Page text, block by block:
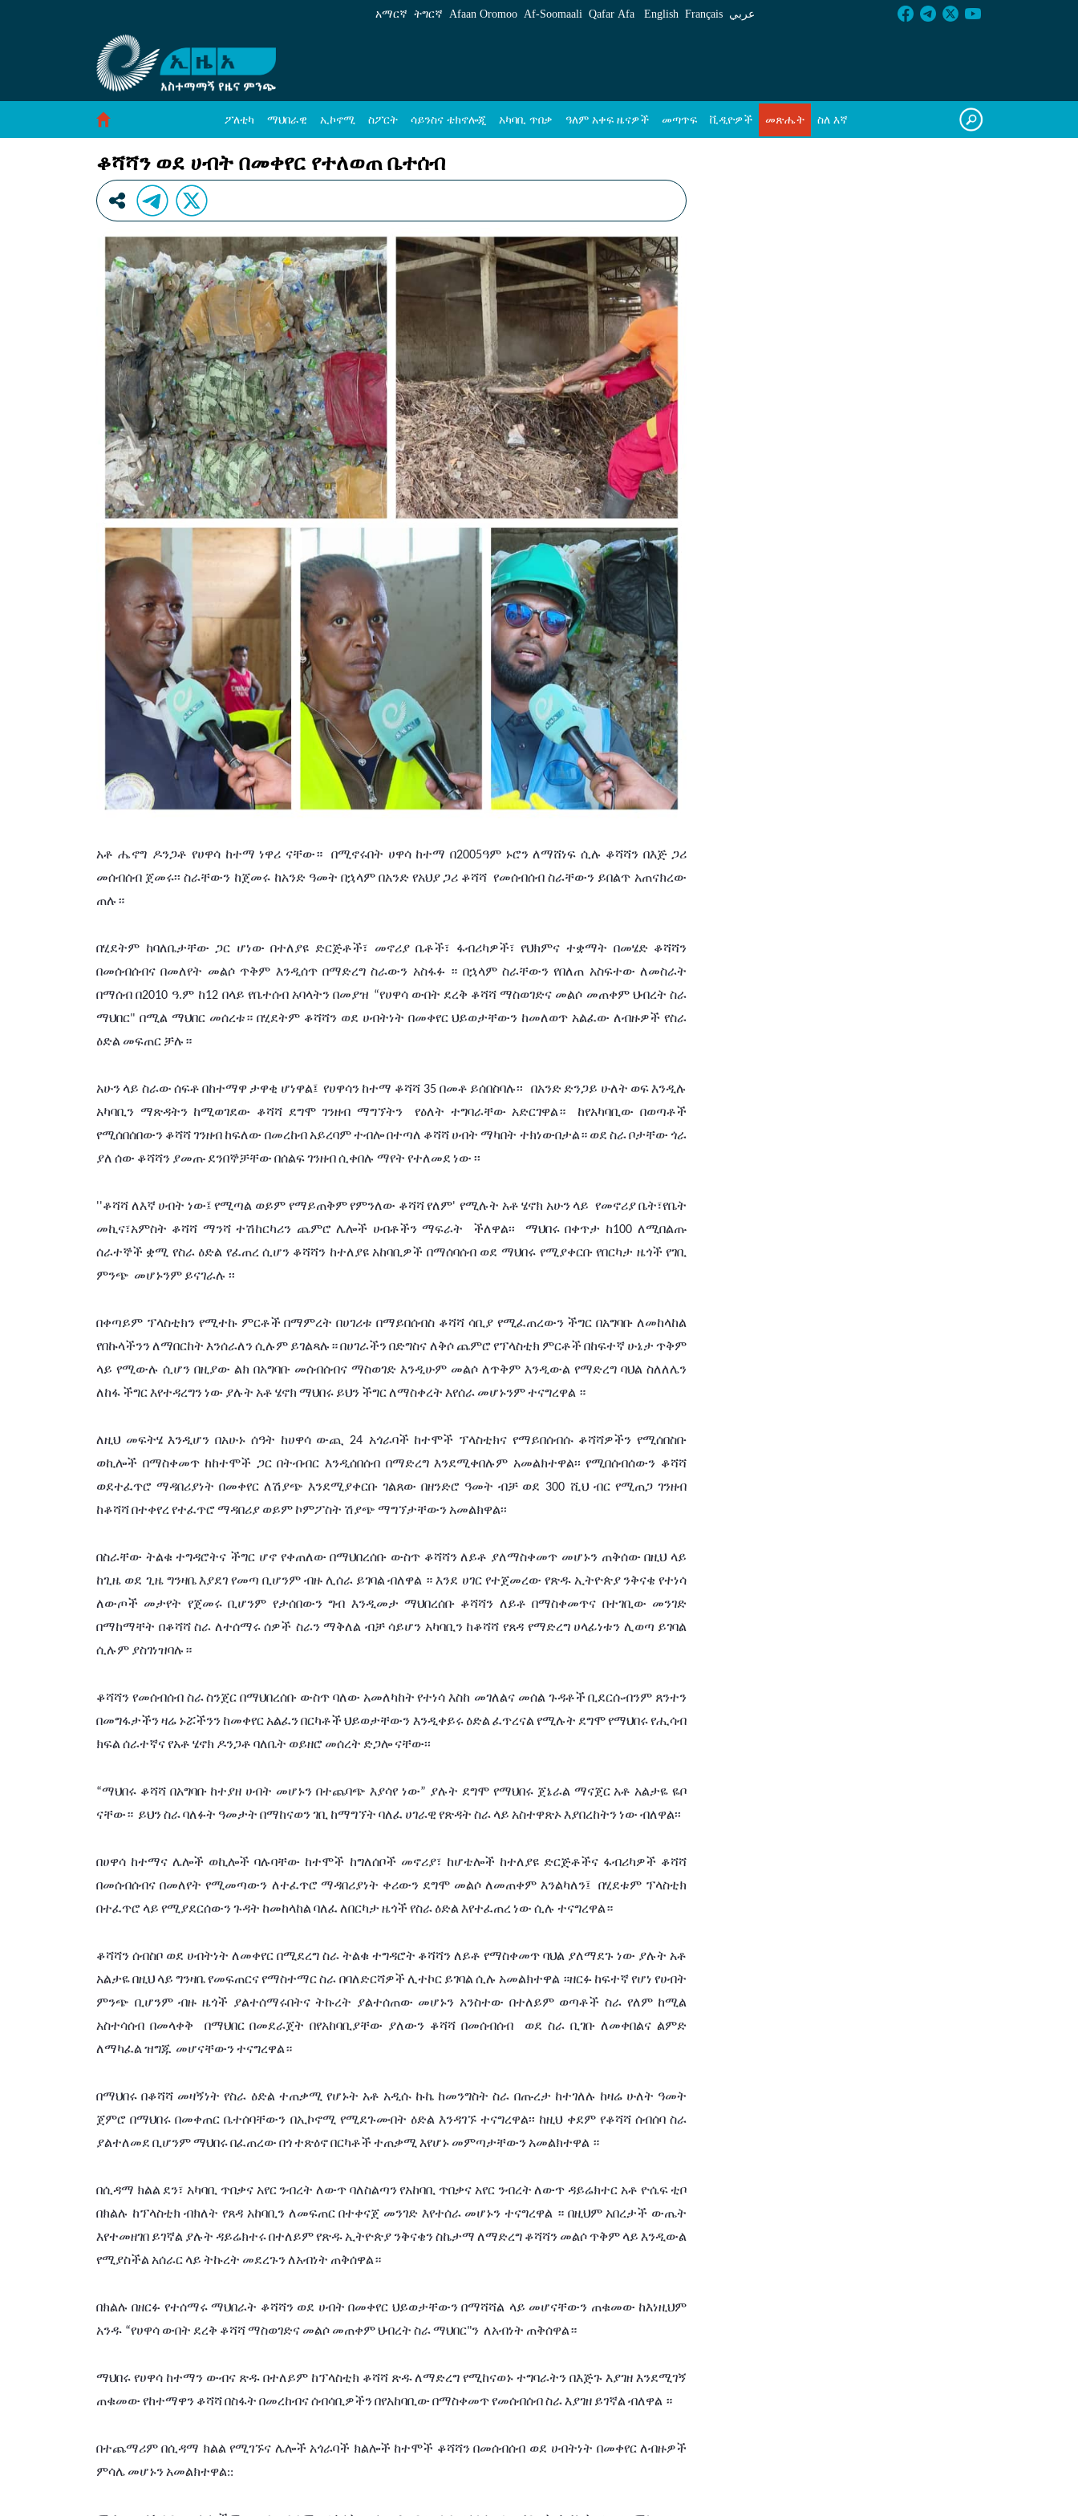
ቆሻሻን ወደ ሀብት በመቀየር የተለወጠ ቤተሰብ - ኢዜአ አማርኛ
አማርኛ ትግርኛ Afaan Oromoo Af‑Soomaali Qafar Afa English Français عربي
ፖለቲካ ማህበራዊ ኢኮኖሚ ስፖርት ሳይንስና ቴክኖሎጂ አካባቢ ጥበቃ ዓለም አቀፍ ዜናዎች መጣጥፍ ቪዲዮዎች መጽሔት ስለ እኛ
ቆሻሻን ወደ ሀብት በመቀየር የተለወጠ ቤተሰብ
አቶ ሔኖግ ዶንጋቶ የሀዋሳ ከተማ ነዋሪ ናቸው። በሚኖሩበት ሀዋሳ ከተማ በ2005ዓም ኑሮን ለማሸነፍ ሲሉ ቆሻሻን በእጅ ጋሪ
መሰብሰብ ጀመሩ፡፡ ስራቸውን ከጀመሩ ከአንድ ዓመት በኋላም በአንድ የአህያ ጋሪ ቆሻሻ የመሰብሰብ ስራቸውን ይበልጥ አጠናክረው
ጠሉ።
በሂደትም ከባለቤታቸው ጋር ሆነው በተለያዩ ድርጅቶች፣ መኖሪያ ቤቶች፣ ፋብሪካዎች፣ የህክምና ተቋማት በመሄድ ቆሻሻን
በመሰብሰብና በመለየት መልሶ ጥቅም እንዲሰጥ በማድረግ ስራውን አስፋፉ ። በኋላም ስራቸውን የበለጠ አስፍተው ለመስራት
በማሰብ በ2010 ዓ.ም ከ12 በላይ የቤተሰብ አባላትን በመያዝ “የሀዋሳ ውበት ደረቅ ቆሻሻ ማስወገድና መልሶ መጠቀም ህብረት ስራ
ማህበር" በሚል ማህበር መሰረቱ። በሂደትም ቆሻሻን ወደ ሀብትነት በመቀየር ህይወታቸውን ከመለወጥ አልፈው ለብዙዎች የስራ
ዕድል መፍጠር ቻሉ።
አሁን ላይ ስራው ሰፍቶ በከተማዋ ታዋቂ ሆነዋል፤ የሀዋሳን ከተማ ቆሻሻ 35 በመቶ ይሰበስባሉ፡፡ በአንድ ድንጋይ ሁለት ወፍእንዲሉ
አካባቢን ማጽዳትን ከሚወገደው ቆሻሻ ደግሞ ገንዘብ ማግኘትን የዕለት ተግባራቸው አድርገዋል። ከየአካባቢው በወጣቶች
የሚሰበሰበውን ቆሻሻገንዘብ ከፍለው በመረከብ አይረባምተብሎበተጣለ ቆሻሻ ሀብት ማካበት ተክነውበታል። ወደ ስራቦታቸው ጎራ
ያለ ሰው ቆሻሻን ያመጡ ደንበኞቻቸው በሰልፍገንዘብሲቀበሉ ማየት የተለመደ ነው ፡፡
''ቆሻሻ ለእኛ ሀብት ነው፤ የሚጣል ወይም የማይጠቅም የምንለው ቆሻሻ የለም' የሚሉት አቶ ሄኖክ አሁን ላይ የመኖሪያ ቤት፣የቤት
መኪና፣አምስት ቆሻሻ ማንሻ ተሽከርካሪን ጨምሮ ሌሎች ሀብቶችን ማፍራት ችለዋል፡፡ ማህበሩ በቀጥታ ከ100 ለሚበልጡ
ሰራተኞች ቋሚ የስራ ዕድል የፈጠረ ሲሆን ቆሻሻን ከተለያዩ አከባቢዎች በማሰባሰብ ወደ ማህበሩ የሚያቀርቡ የበርካታ ዜጎች የገቢ
ምንጭ መሆኑንም ይናገራሉ ፡፡
በቀጣይም ፕላስቲክን የሚተኩ ምርቶች በማምረት በሀገሪቱ በማይበሰብስ ቆሻሻ ሳቢያ የሚፈጠረውን ችግር በአግባቡ ለመከላከል
የበኩላችንንለማበርከት እንሰራለንሲሉም ይገልጻሉ።በሀገራችን በድግስና ለቅሶ ጨምሮየፕላስቲክ ምርቶች በከፍተኛ ሁኔታ ጥቅም
ላይ የሚውሉ ሲሆን በዚያው ልክ በአግባቡ መሰብሰብና ማስወገድ እንዲሁም መልሶ ለጥቅም እንዲውል የማድረግ ባህል ስለለሌን
ለከፋ ችግርእየተዳረግንነው ያሉት አቶ ሄኖክ ማህበሩ ይህን ችግርለማስቀረት እየሰራ መሆኑንምተናግረዋል ።
ለዚህ መፍትሄ እንዲሆን በአሁኑ ሰዓት ከሀዋሳ ውጪ 24 አጎራባች ከተሞች ፕላስቲክና የማይበሰብሱ ቆሻሻዎችን የሚሰበስቡ
ወኪሎች በማስቀመጥ ከከተሞች ጋር በትብብር እንዲሰበሰብ በማድረግ እንደሚቀበሉም አመልክተዋል፡፡ የሚበሰብሰውን ቆሻሻ
ወደተፈጥሮ ማዳበሪያነት በመቀየር ለሽያጭ እንደሚያቀርቡ ገልጸው በዘንድሮ ዓመት ብቻ ወደ 300 ሺህ ብር የሚጠጋ ገንዘብ
ከቆሻሻበተቀየረ የተፈጥሮማዳበሪያ ወይም ኮምፖስት ሽያጭ ማግኘታቸውን አመልክዋል፡፡
በስራቸው ትልቁ ተግዳሮትና ችግር ሆኖ የቀጠለው በማህበረሰቡ ውስጥ ቆሻሻን ለይቶ ያለማስቀመጥ መሆኑን ጠቅሰው በዚህ ላይ
ከጊዜ ወደ ጊዜ ግንዛቤ እያደገ የመጣ ቢሆንም ብዙ ሊሰራ ይገባል ብለዋል ። እንደ ሀገር የተጀመረው የጽዱ ኢትዮጵያ ንቅናቄ የተነሳ
ለውጦች መታየት የጀመሩ ቢሆንም የታሰበውን ግብ እንዲመታ ማህበረሰቡ ቆሻሻን ለይቶ በማስቀመጥና በተገቢው መንገድ
በማከማቸት በቆሻሻ ስራ ለተሰማሩ ሰዎች ስራን ማቅለል ብቻ ሳይሆን አካባቢን ከቆሻሻ የጸዳ የማድረግ ሀላፊነቱን ሊወጣ ይገባል
ሲሉም ያስገነዝባሉ።
ቆሻሻን የመሰብሰብ ስራ ስንጀር በማህበረሰቡ ውስጥ ባለው አመለካከት የተነሳ እስከ መገለልና መሰል ጉዳቶች ቢደርሱብንም ጸንተን
በመግፋታችንዛሬ ኑሯችንን ከመቀየር አልፈንበርካቶች ህይወታቸውን እንዲቀይሩ ዕድል ፈጥረናል የሚሉት ደግሞየማህበሩየሒሳብ
ክፍል ሰራተኛናየአቶ ሄኖክ ዶንጋቶ ባለቤት ወይዘሮ መሰረት ድጋሎ ናቸው፡፡
“ማህበሩ ቆሻሻ በአግባቡ ከተያዘ ሀብት መሆኑን በተጨባጭ እያሳየ ነው” ያሉት ደግሞ የማህበሩ ጀኔራል ማናጀር አቶ አልታዬ ዬቦ
ናቸው። ይህንስራባለፉት ዓመታት በማከናወንገቢ ከማግኘት ባለፈ ሀገራዊየጽዳት ስራ ላይ አስተዋጽኦእያበረከትንነው ብለዋል፡፡
በሀዋሳ ከተማና ሌሎች ወኪሎች ባሉባቸው ከተሞች ከግለሰቦች መኖሪያ፣ ከሆቴሎች ከተለያዩ ድርጅቶችና ፋብሪካዎች ቆሻሻ
በመሰብሰብና በመለየት የሚመጣውን ለተፈጥሮ ማዳበሪያነት ቀሪውን ደግሞ መልሶ ለመጠቀም እንልካለን፤ በሂደቱም ፕላስቲክ
በተፈጥሮ ላይ የሚያደርሰውንጉዳት ከመከላከል ባለፈ ለበርካታ ዜጎች የስራ ዕድል እየተፈጠረ ነው ሲሉ ተናግረዋል።
ቆሻሻን ሰብስቦ ወደ ሀብትነት ለመቀየር በሚደረግ ስራ ትልቁ ተግዳሮት ቆሻሻን ለይቶ የማስቀመጥ ባህል ያለማደጉ ነው ያሉት አቶ
አልታዬበዚህ ላይ ግንዛቤየመፍጠርናየማስተማር ስራ በባለድርሻዎች ሊተኮር ይገባል ሲሉ አመልክተዋል ።ዘርፉ ከፍተኛየሆነ የሀብት
ምንጭ ቢሆንም ብዙ ዜጎች ያልተሰማሩበትና ትኩረት ያልተሰጠው መሆኑን አንስተው በተለይም ወጣቶች ስራ የለም ከሚል
አስተሳሰብ በመላቀቅ በማህበር በመደራጀት በየአከባቢያቸው ያለውን ቆሻሻ በመሰብሰብ ወደ ስራ ቢገቡ ለመቀበልና ልምድ
ለማካፈል ዝግጁ መሆናቸውንተናግረዋል።
በማህበሩ በቆሻሻ መዛኝነት የስራ ዕድል ተጠቃሚ የሆኑት አቶ አዲሱ ኩኬ ከመንግስት ስራ በጡረታ ከተገለሉ ከዛሬ ሁለት ዓመት
ጀምሮ በማህበሩ በመቀጠር ቤተሰባቸውን በኢኮኖሚ የሚደጉሙበት ዕድል እንዳገኙ ተናግረዋል፡፡ ከዚህ ቀደም የቆሻሻ ሰብሰባ ስራ
ያልተለመደ ቢሆንምማህበሩበፈጠረው በጎተጽዕኖበርካቶች ተጠቃሚእየሆኑ መምጣታቸውን አመልክተዋል ።
በሲዳማ ክልል ደን፣ አካባቢ ጥበቃና አየር ንብረት ለውጥ ባለስልጣን የአከባቢ ጥበቃና አየር ንብረት ለውጥ ዳይሬክተር አቶ ዮሴፍ ቲቦ
በክልሉ ከፕላስቲክ ብክለት የጸዳ አከባቢን ለመፍጠር በተቀናጀ መንገድ እየተሰራ መሆኑን ተናግረዋል ። በዚህም አበረታች ውጤት
እየተመዘገበ ይገኛል ያሉት ዳይሬክተሩበተለይምየጽዱ ኢትዮጵያ ንቅናቄንስኬታማ ለማድረግ ቆሻሻን መልሶጥቅም ላይ እንዲውል
የሚያስችል አሰራር ላይ ትኩረት መደረጉንለአብነት ጠቅሰዋል።
በክልሉ በዘርፉ የተሰማሩ ማህበራት ቆሻሻን ወደ ሀብት በመቀየር ህይወታቸውን በማሻሻል ላይ መሆናቸውን ጠቁመው ከእነዚህም
አንዱ “የሀዋሳ ውበት ደረቅ ቆሻሻማስወገድና መልሶ መጠቀምህብረት ስራማህበር"ን ለአብነት ጠቅሰዋል።
ማህበሩ የሀዋሳ ከተማን ውብና ጽዱ በተለይም ከፕላስቲክ ቆሻሻ ጽዱ ለማድረግ የሚከናወኑ ተግባራትን በእጅጉ እያገዘ እንደሚገኝ
ጠቁመው የከተማዋን ቆሻሻበስፋት በመረከብናሰብሳቢዎችንበየአከባቢው በማስቀመጥየመሰብሰብስራእያገዘ ይገኛል ብለዋል ።
በተጨማሪም በሲዳማ ክልል የሚገኙና ሌሎች አጎራባች ክልሎች ከተሞች ቆሻሻን በመሰብሰብ ወደ ሀብትነት በመቀየር ለብዙዎች
ምሳሌ መሆኑን አመልክተዋል::